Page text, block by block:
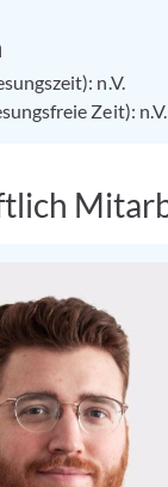
n.V.
Zeit): n.V.